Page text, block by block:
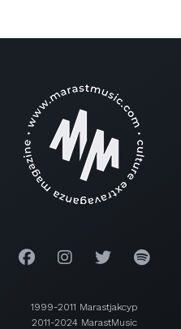
1999-2011 Marastjakcyp
2011-2024 MarastMusic